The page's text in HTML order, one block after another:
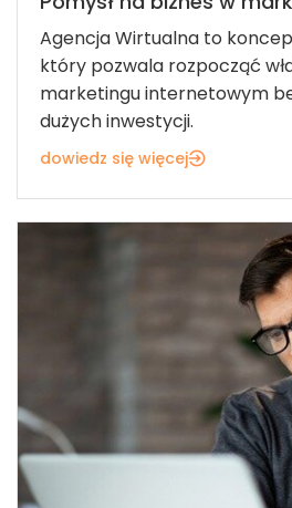
Agencja Wirtualna to
który pozwala rozpocząć
marketingu internetowym
dużych inwestycji.
dowiedz się więcej